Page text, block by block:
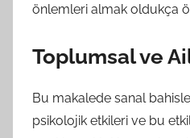
önlemleri almak oldukça
Toplumsal ve
Bu makalede sanal
psikolojik etkileri ve bu